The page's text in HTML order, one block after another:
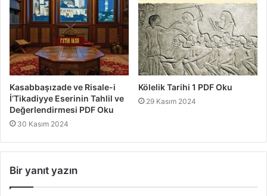
Kasabbaşızade ve Risale-i
İ‘Tikadiyye Eserinin Tahlil ve
Değerlendirmesi PDF Oku
30 Kasım 2024
Kölelik Tarihi 1 PDF Oku
29 Kasım 2024
Bir yanıt yazın